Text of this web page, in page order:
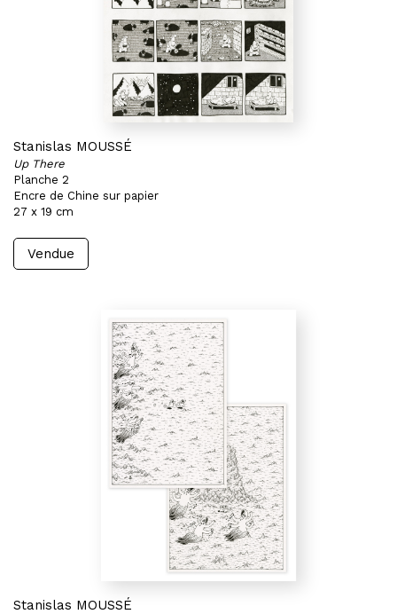
Stanislas MOUSSÉ
Up There
Planche 2
Encre de Chine sur papier
27 x 19 cm
Vendue
Stanislas MOUSSÉ